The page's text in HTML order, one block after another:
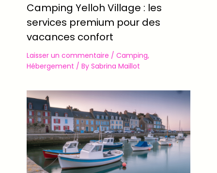
Camping Yelloh Village : les
services premium pour des
vacances confort
Laisser un commentaire / Camping,
Hébergement / By Sabrina Maillot